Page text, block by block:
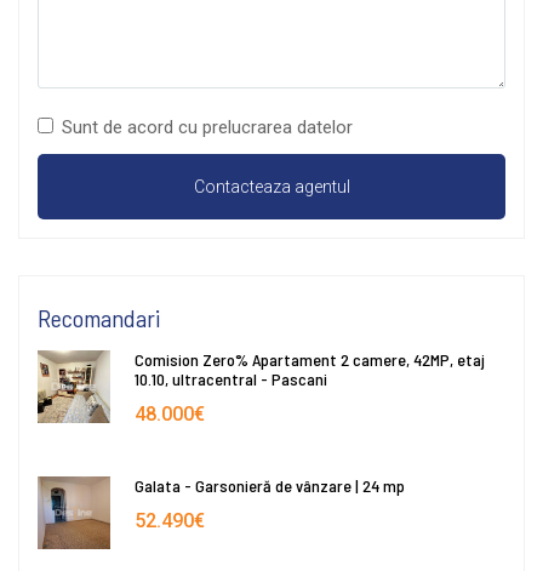
Sunt de acord cu prelucrarea datelor
Recomandari
Comision Zero% Apartament 2 camere, 42MP, etaj
10.10, ultracentral - Pascani
48.000€
Galata - Garsonieră de vânzare | 24 mp
52.490€